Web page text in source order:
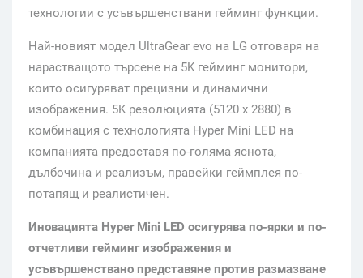
технологии с усъвършенствани гейминг функции.
Най-новият модел UltraGear evo на LG отговаря на
нарастващото търсене на 5K гейминг монитори,
които осигуряват прецизни и динамични
изображения. 5K резолюцията (5120 x 2880) в
комбинация с технологията Hyper Mini LED на
компанията предоставя по-голяма яснота,
дълбочина и реализъм, правейки геймплея по-
потапящ и реалистичен.
Иновацията Hyper Mini LED осигурява по-ярки и по-
отчетливи гейминг изображения и
усъвършенствано представяне против размазване